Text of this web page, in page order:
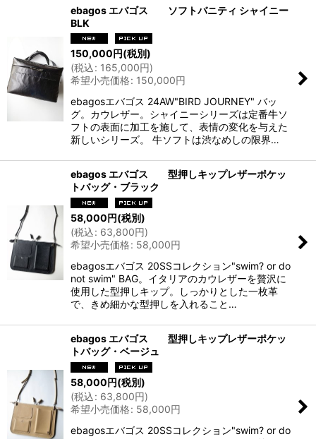
ebagos エバゴス ソフトバニティ シャイニー
BLK
150,000円(税別)
(税込: 165,000円)
希望小売価格: 150,000円
ebagosエバゴス 24AW"BIRD JOURNEY" バッ
グ。カウレザー。シャイニーシリーズは定番牛ソ
フトの表面に加工を施して、表情の変化を与えた
新しいシリーズ。 牛ソフトは渋なめしの限界…
ebagos エバゴス 型押しキップレザーポケッ
トバッグ・ブラック
58,000円(税別)
(税込: 63,800円)
希望小売価格: 58,000円
ebagosエバゴス 20SSコレクション"swim? or do
not swim" BAG。イタリアのカウレザーを贅沢に
使用した型押しキップ。しっかりとした一枚革
で、きめ細かな型押しを入れること…
ebagos エバゴス 型押しキップレザーポケッ
トバッグ・ベージュ
58,000円(税別)
(税込: 63,800円)
希望小売価格: 58,000円
ebagosエバゴス 20SSコレクション"swim? or do